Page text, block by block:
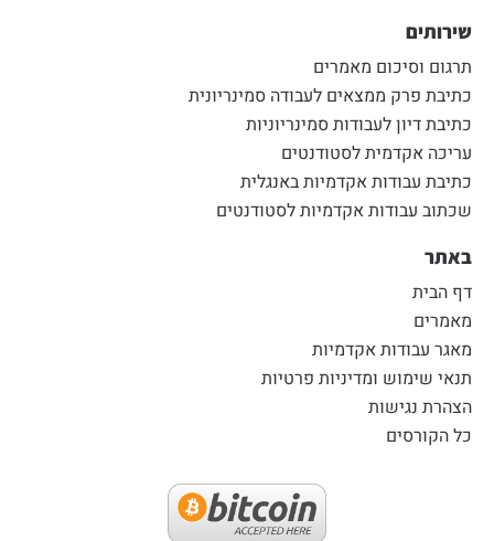
שירותים
תרגום וסיכום מאמרים
כתיבת פרק ממצאים לעבודה סמינריונית
כתיבת דיון לעבודות סמינריוניות
עריכה אקדמית לסטודנטים
כתיבת עבודות אקדמיות באנגלית
שכתוב עבודות אקדמיות לסטודנטים
באתר
דף הבית
מאמרים
מאגר עבודות אקדמיות
תנאי שימוש ומדיניות פרטיות
הצהרת נגישות
כל הקורסים